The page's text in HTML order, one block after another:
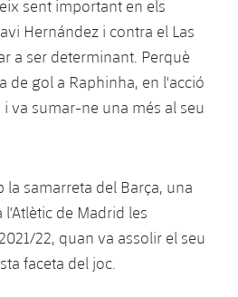
sent important en els
Hernández i contra el Las
a ser determinant. Perquè
de gol a Raphinha, en l'acció
va sumar-ne una més al seu
la samarreta del Barça, una
l'Atlètic de Madrid les
22, quan va assolir el seu
faceta del joc.